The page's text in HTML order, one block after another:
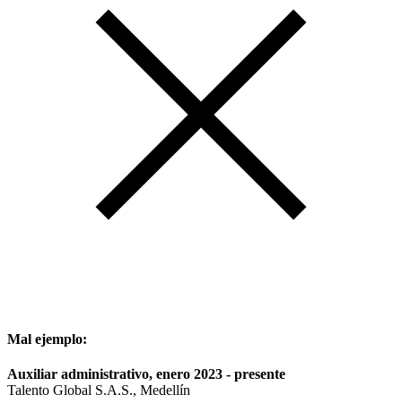
Mal ejemplo:
Auxiliar administrativo, enero 2023 - presente
Talento Global S.A.S., Medellín